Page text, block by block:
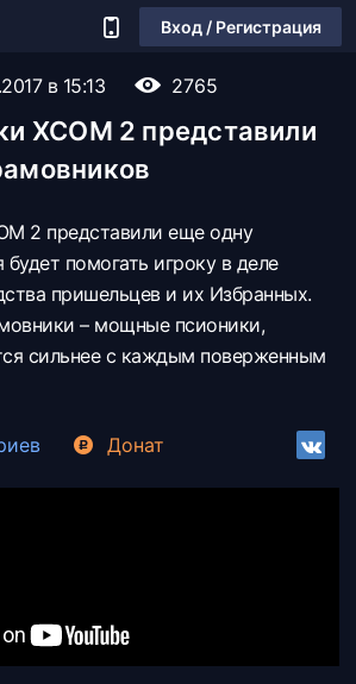
Вход / Регистрация
в 15:13 2765
XCOM 2 представили
2 представили еще одну
помогать игроку в деле
пришельцев и их Избранных.
– мощные псионики,
сильнее с каждым поверженным
Донат